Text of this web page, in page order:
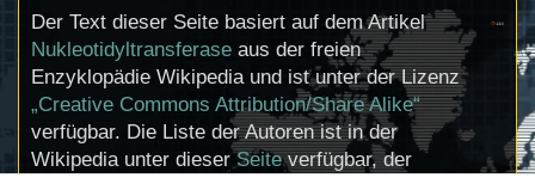
Der Text dieser Seite basiert auf dem Artikel
Nukleotidyltransferase aus der freien
Enzyklopädie Wikipedia und ist unter der Lizenz
„Creative Commons Attribution/Share Alike“
verfügbar. Die Liste der Autoren ist in der
Wikipedia unter dieserSeiteverfügbar, der